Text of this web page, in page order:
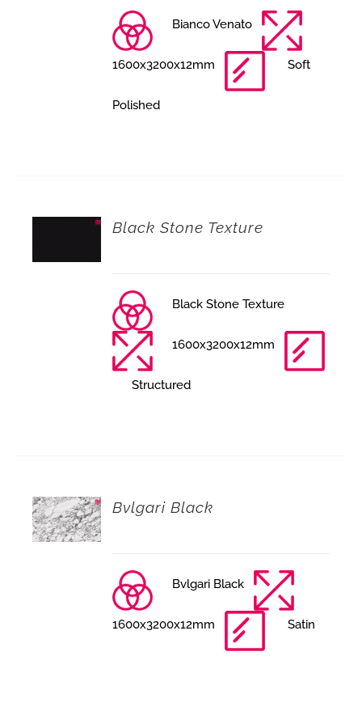
Bianco Venato
1600x3200x12mm Soft
Polished
Black Stone Texture
Black Stone Texture
1600x3200x12mm
Structured
Bvlgari Black
Bvlgari Black
1600x3200x12mm Satin